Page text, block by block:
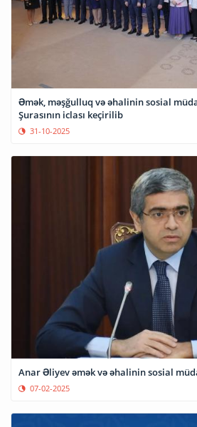
Əmək, məşğulluq və əhalinin sosial
Şurasının iclası keçirilib
31-10-2025
Anar Əliyev əmək və əhalinin sosial
07-02-2025